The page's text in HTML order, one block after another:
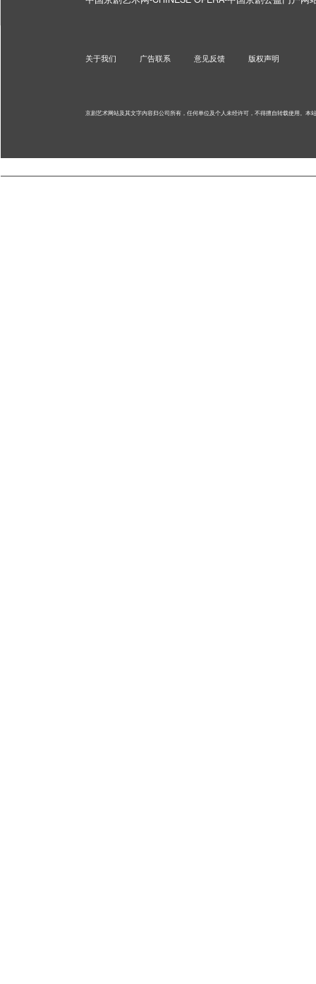
关于我们 广告联系 意见反馈 版权声明
京剧艺术网站及其文字内容归公司所有，任何单位及个人未经许可，不得擅自转载使用。 本